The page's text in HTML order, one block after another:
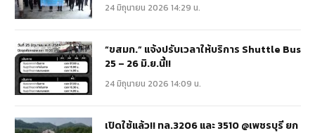
24 มิถุนายน 2026 14:29 น.
“ขสมก.” แจ้งปรับเวลาให้บริการ Shuttle Bus
25 – 26 มิ.ย.นี้!!
24 มิถุนายน 2026 14:09 น.
เปิดใช้แล้ว!! ทล.3206 และ 3510 @เพชรบุรี ยก